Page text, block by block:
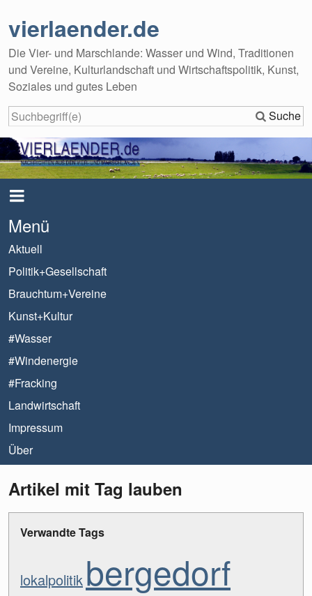
vierlaender.de
Die Vier- und Marschlande: Wasser und Wind, Traditionen
und Vereine, Kulturlandschaft und Wirtschaftspolitik, Kunst,
Soziales und gutes Leben
Suche
Menü
Aktuell
Politik+Gesellschaft
Brauchtum+Vereine
Kunst+Kultur
#Wasser
#Windenergie
#Fracking
Landwirtschaft
Impressum
Über
Artikel mit Tag lauben
Verwandte Tags
lokalpolitik bergedorf